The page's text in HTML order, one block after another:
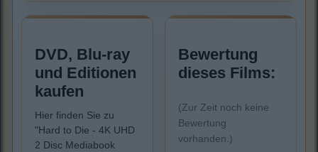
DVD, Blu-ray
und Editionen
kaufen
Hier finden Sie zu
"Hard to Die - 4K UHD
2 Disc Mediabook
Bewertung
dieses Films:
(Zur Zeit noch keine
Bewertung
vorhanden.)